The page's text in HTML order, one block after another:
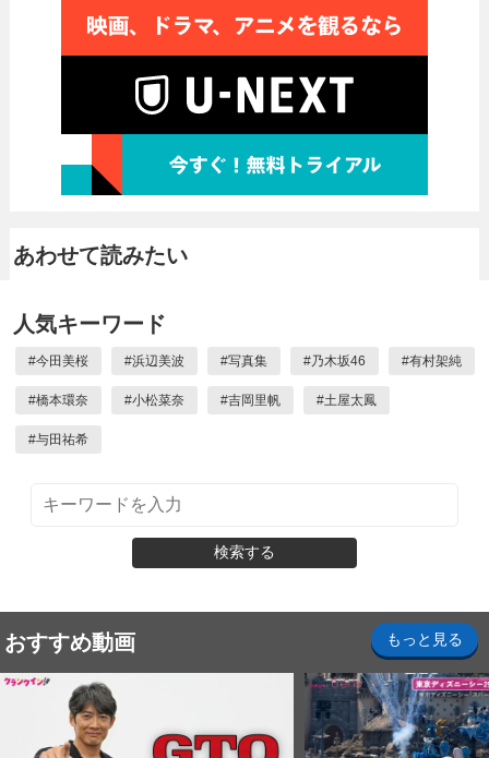
あわせて読みたい
人気キーワード
#今田美桜 #浜辺美波 #写真集 #乃木坂46 #有村架純
#橋本環奈 #小松菜奈 #吉岡里帆 #土屋太鳳
#与田祐希
検索する
おすすめ動画 もっと見る